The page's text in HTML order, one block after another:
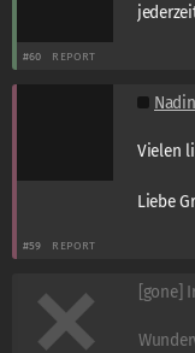
#60 REPORT
Vielen
Liebe
#59 REPORT
[gone]